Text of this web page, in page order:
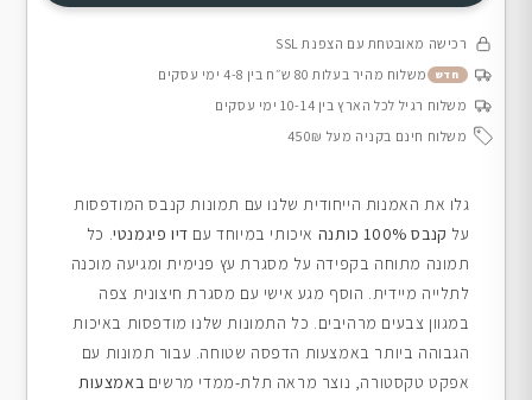
רכישה מאובטחת עם הצפנת SSL
חדש
משלוח מהיר בעלות 80 ש״ח בין 4-8 ימי עסקים
משלוח רגיל לכל הארץ בין 10-14 ימי עסקים
משלוח חינם בקניה מעל 450₪
גלו את האמנות הייחודית שלנו עם תמונות קנבס המודפסות
על קנבס 100% כותנה איכותי במיוחד עם דיו פיגמנטי. כל
תמונה מתוחה בקפידה על מסגרת עץ פנימית ומגיעה מוכנה
לתלייה מיידית. הוסף מגע אישי עם מסגרת חיצונית צפה
במגוון צבעים מרהיבים. כל התמונות שלנו מודפסות באיכות
הגבוהה ביותר באמצעות הדפסה שטוחה. עבור תמונות עם
אפקט טקסטורה, נוצר מראה תלת-ממדי מרשים באמצעות